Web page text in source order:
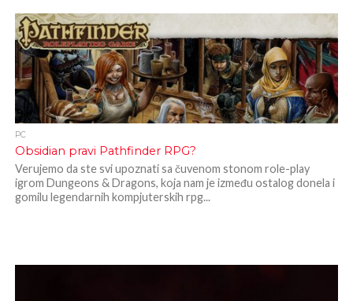
PC
Obsidian pravi Pathfinder RPG?
Verujemo da ste svi upoznati sa čuvenom stonom role-play
igrom Dungeons & Dragons, koja nam je između ostalog donela i
gomilu legendarnih kompjuterskih rpg...